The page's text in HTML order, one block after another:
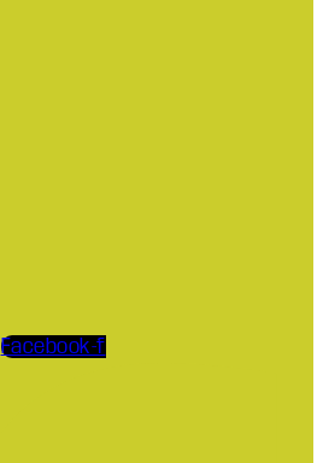
Facebook-f